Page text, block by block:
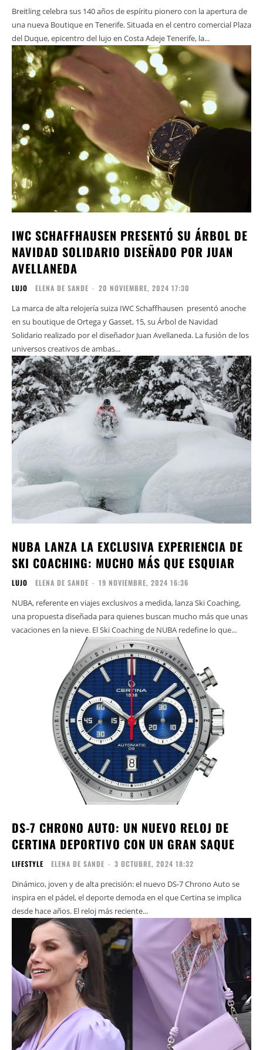
Breitling celebra sus 140 años de espíritu pionero con la apertura de
una nueva Boutique en Tenerife. Situada en el centro comercial Plaza
del Duque, epicentro del lujo en Costa Adeje Tenerife, la...
IWC SCHAFFHAUSEN PRESENTÓ SU ÁRBOL DE
NAVIDAD SOLIDARIO DISEÑADO POR JUAN
AVELLANEDA
LUJO ELENA DE SANDE - 20 NOVIEMBRE, 2024 17:30
La marca de alta relojería suiza IWC Schaffhausen presentó anoche
en su boutique de Ortega y Gasset, 15, su Árbol de Navidad
Solidario realizado por el diseñador Juan Avellaneda. La fusión de los
universos creativos de ambas...
NUBA LANZA LA EXCLUSIVA EXPERIENCIA DE
SKI COACHING: MUCHO MÁS QUE ESQUIAR
LUJO ELENA DE SANDE - 19 NOVIEMBRE, 2024 16:36
NUBA, referente en viajes exclusivos a medida, lanza Ski Coaching,
una propuesta diseñada para quienes buscan mucho más que unas
vacaciones en la nieve. El Ski Coaching de NUBA redefine lo que...
DS-7 CHRONO AUTO: UN NUEVO RELOJ DE
CERTINA DEPORTIVO CON UN GRAN SAQUE
LIFESTYLE ELENA DE SANDE - 3 OCTUBRE, 2024 18:32
Dinámico, joven y de alta precisión: el nuevo DS-7 Chrono Auto se
inspira en el pádel, el deporte demoda en el que Certina se implica
desde hace años. El reloj más reciente...